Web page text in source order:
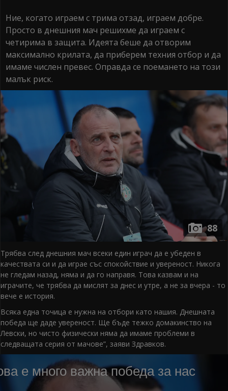
Ние, когато играем с трима отзад, играем добре.
Просто в днешния мач решихме да играем с
четирима в защита. Идеята беше да отворим
максимално крилата, да приберем техния отбор и да
имаме числен превес. Оправда се поемането на този
малък риск.
88
Трябва след днешния мач всеки един играч да е убеден в
качествата си и да играе със спокойствие и увереност. Никога
не гледам назад, няма и да го направя. Това казвам и на
играчите, че трябва да мислят за днес и утре, а не за вчера - то
вече е история.
Всяка една точица е нужна на отбори като нашия. Днешната
победа ще даде увереност. Ще бъде тежко домакинство на
Левски, но чисто физически няма да имаме проблеми в
следващата серия от мачове”, заяви Здравков.